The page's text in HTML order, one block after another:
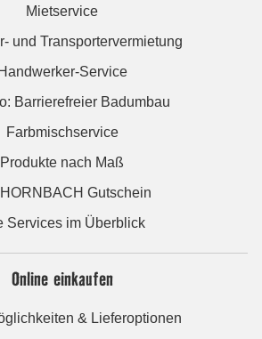
Mietservice
und Transportervermietung
Handwerker-Service
Barrierefreier Badumbau
Farbmischservice
Produkte nach Maß
Gutschein
Services im Überblick
Online einkaufen
& Lieferoptionen